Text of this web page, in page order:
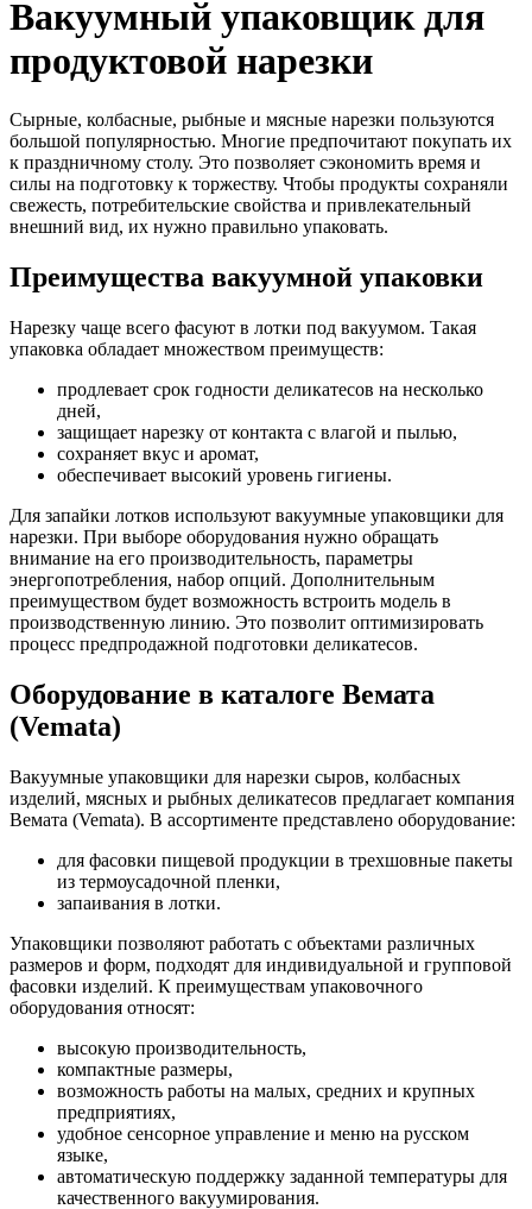
Вакуумный упаковщик для
продуктовой нарезки
Сырные, колбасные, рыбные и мясные нарезки пользуются
большой популярностью. Многие предпочитают покупать их
к праздничному столу. Это позволяет сэкономить время и
силы на подготовку к торжеству. Чтобы продукты сохраняли
свежесть, потребительские свойства и привлекательный
внешний вид, их нужно правильно упаковать.
Преимущества вакуумной упаковки
Нарезку чаще всего фасуют в лотки под вакуумом. Такая
упаковка обладает множеством преимуществ:
продлевает срок годности деликатесов на несколько
дней,
защищает нарезку от контакта с влагой и пылью,
сохраняет вкус и аромат,
обеспечивает высокий уровень гигиены.
Для запайки лотков используют вакуумные упаковщики для
нарезки. При выборе оборудования нужно обращать
внимание на его производительность, параметры
энергопотребления, набор опций. Дополнительным
преимуществом будет возможность встроить модель в
производственную линию. Это позволит оптимизировать
процесс предпродажной подготовки деликатесов.
Оборудование в каталоге Вемата
(Vemata)
Вакуумные упаковщики для нарезки сыров, колбасных
изделий, мясных и рыбных деликатесов предлагает компания
Вемата (Vemata). В ассортименте представлено оборудование:
для фасовки пищевой продукции в трехшовные пакеты
из термоусадочной пленки,
запаивания в лотки.
Упаковщики позволяют работать с объектами различных
размеров и форм, подходят для индивидуальной и групповой
фасовки изделий. К преимуществам упаковочного
оборудования относят:
высокую производительность,
компактные размеры,
возможность работы на малых, средних и крупных
предприятиях,
удобное сенсорное управление и меню на русском
языке,
автоматическую поддержку заданной температуры для
качественного вакуумирования.